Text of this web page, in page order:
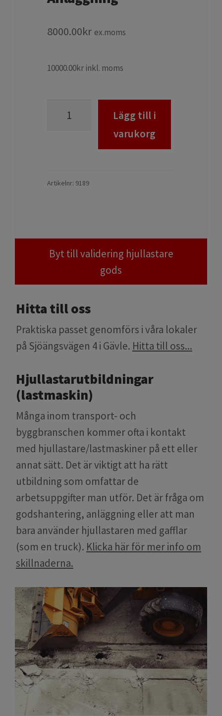
Byt till validering hjullastare
gods
Hitta till oss
Praktiska passet genomförs i våra lokaler
på Sjöängsvägen 4 i Gävle. Hitta till oss...
Hjullastarutbildningar
(lastmaskin)
Många inom transport- och
byggbranschen kommer ofta i kontakt
med hjullastare/lastmaskiner på ett eller
annat sätt. Det är viktigt att ha rätt
utbildning som omfattar de
arbetsuppgifter man utför. Det är fråga om
godshantering, anläggning eller att man
bara använder hjullastaren med gafflar
(som en truck). Klicka här för mer info om
skillnaderna.